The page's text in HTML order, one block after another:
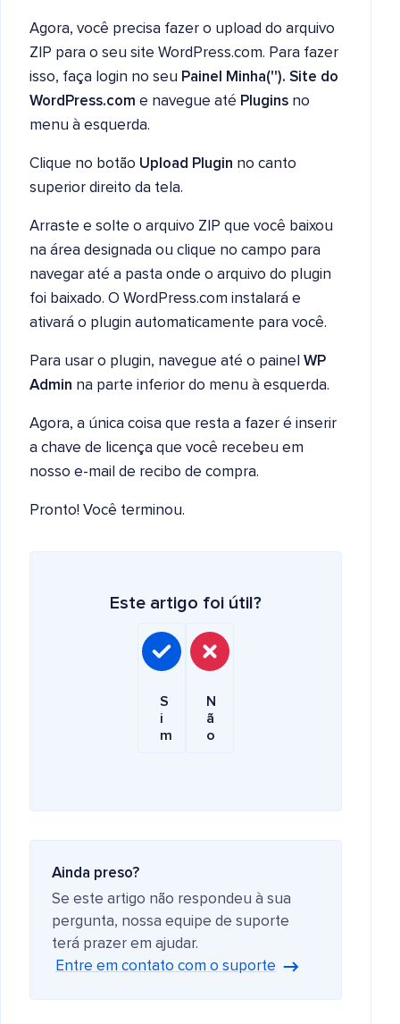
Agora, você precisa fazer o upload do arquivo
ZIP para o seu site WordPress.com. Para fazer
isso, faça login no seu Painel Minha(''). Site do
WordPress.com e navegue até Plugins no
menu à esquerda.
Clique no botão Upload Plugin no canto
superior direito da tela.
Arraste e solte o arquivo ZIP que você baixou
na área designada ou clique no campo para
navegar até a pasta onde o arquivo do plugin
foi baixado. O WordPress.com instalará e
ativará o plugin automaticamente para você.
Para usar o plugin, navegue até o painel WP
Admin na parte inferior do menu à esquerda.
Agora, a única coisa que resta a fazer é inserir
a chave de licença que você recebeu em
nosso e-mail de recibo de compra.
Pronto! Você terminou.
Este artigo foi útil?
S
i
m
N
ã
o
Ainda preso?
Se este artigo não respondeu à sua
pergunta, nossa equipe de suporte
terá prazer em ajudar.
Entre em contato com o suporte